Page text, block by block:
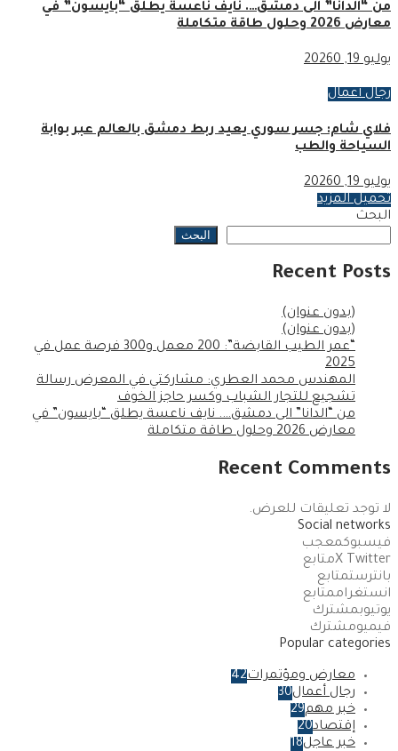
من “الدانا” الى دمشق…. نايف ناعسة يطلق “بايسون” في
معارض 2026 وحلول طاقة متكاملة
يوليو 19, 2026 0
رجال أعمال
فلاي شام: جسر سوري يعيد ربط دمشق بالعالم عبر بوابة
السياحة والطب
يوليو 19, 2026
0
تحميل المزيد
البحث
البحث
Recent Posts
(بدون عنوان)
(بدون عنوان)
“عمر الطيب القابضة”: 200 معمل و300 فرصة عمل في
2025
المهندس محمد العطري: مشاركتي في المعرض رسالة
تشجيع للتجار الشباب وكسر حاجز الخوف
من “الدانا” الى دمشق…. نايف ناعسة يطلق “بايسون” في
معارض 2026 وحلول طاقة متكاملة
Recent Comments
لا توجد تعليقات للعرض.
Social networks
فيسبوكمعجب
X Twitterمتابع
بانترستمتابع
انستغراممتابع
يوتيوبمشترك
فيميومشترك
Popular categories
معارض ومؤتمرات42
رجال أعمال30
خبر مهم29
إقتصاد20
خبر عاجل18